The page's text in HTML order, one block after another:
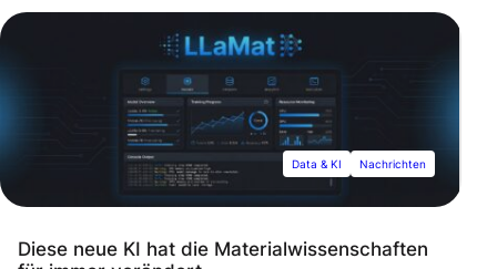
Funktionen von ihren lokalen Maschinen aus
remote laufen zu lassen, wodurch die
komplexen Container-basierten Prozesse
entfallen, welche die KI-Entwicklungszyklen
lange ausgebremst haben.
Data & KI Nachrichten
Diese neue KI hat die Materialwissenschaften